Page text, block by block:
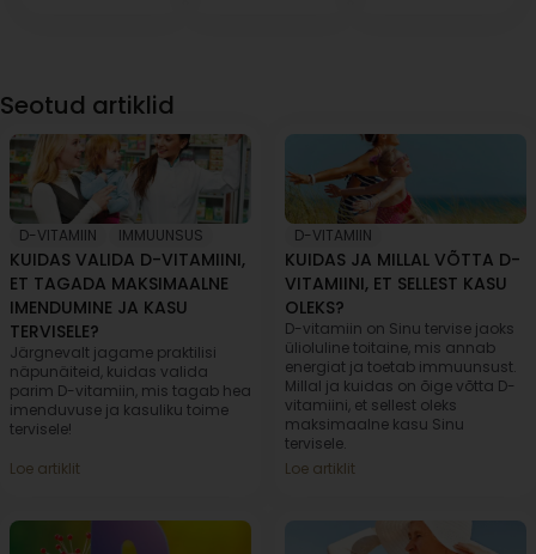
Seotud artiklid
D-VITAMIIN IMMUUNSUS
KUIDAS VALIDA D-VITAMIINI,
ET TAGADA MAKSIMAALNE
IMENDUMINE JA KASU
TERVISELE?
Järgnevalt jagame praktilisi
näpunäiteid, kuidas valida
parim D-vitamiin, mis tagab hea
imenduvuse ja kasuliku toime
tervisele!
Loe artiklit
D-VITAMIIN
KUIDAS JA MILLAL VÕTTA D-
VITAMIINI, ET SELLEST KASU
OLEKS?
D-vitamiin on Sinu tervise jaoks
ülioluline toitaine, mis annab
energiat ja toetab immuunsust.
Millal ja kuidas on õige võtta D-
vitamiini, et sellest oleks
maksimaalne kasu Sinu
tervisele.
Loe artiklit